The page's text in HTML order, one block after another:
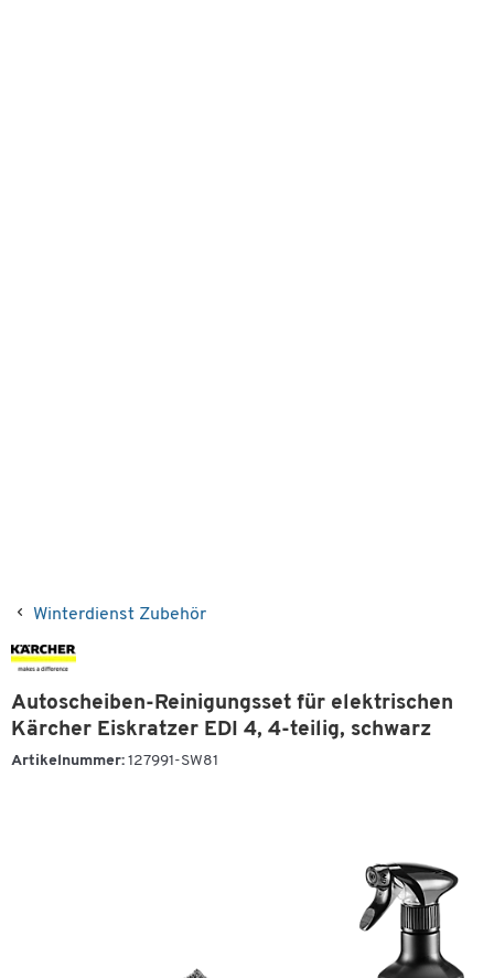
Winterdienst Zubehör
Autoscheiben-Reinigungsset für elektrischen
Kärcher Eiskratzer EDI 4, 4-teilig, schwarz
Artikelnummer: 127991-SW81